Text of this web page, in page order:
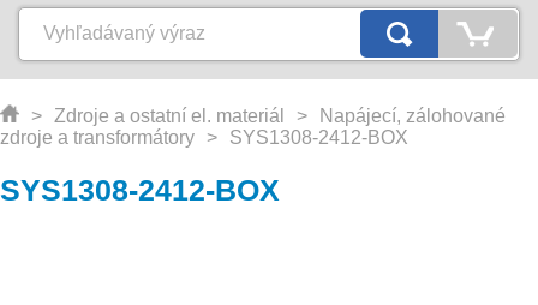
> Zdroje a ostatní el. materiál >
Napájecí, zálohované
zdroje a transformátory
> SYS1308-2412-BOX
SYS1308-2412-BOX